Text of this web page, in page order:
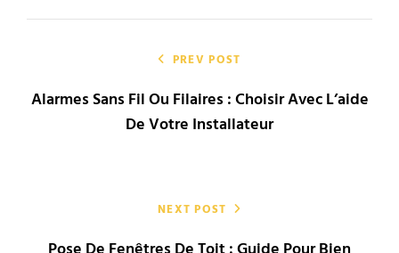
l’article
PREV POST
Alarmes Sans Fil Ou Filaires : Choisir Avec L’aide
De Votre Installateur
NEXT POST